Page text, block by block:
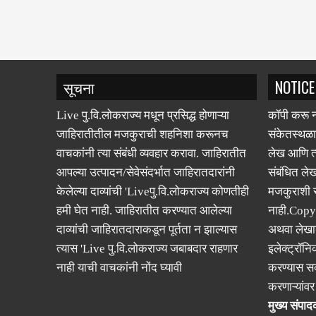
सूचना
Live पु.वि.लोकराज्य मधून प्रसिद्ध होणाऱ्या
जाहिरातीतील मजकुराची शहनिशा करूनच
वाचकांनी त्या संबंधी व्यवहार करावा. जाहिरातीत
आपल्या उत्पादन/सेवेसंदर्भात जाहिरातदारांनी
केलेल्या दाव्यांची 'Liveपु.वि.लोकराज्य कोणतीही
हमी घेत नाही. जाहिरातीत करण्यात आलेल्या
दाव्यांची जाहिरातदाराकडून पूर्तता न झाल्यास
त्यास 'Live पु.वि.लोकराज्य जबाबदार राहणार
नाही याची वाचकांनी नोंद घ्यावी
NOTICE
कॉपी करू
लेख आणि
संबंधित
अथवा
करण्यास
मुख्य